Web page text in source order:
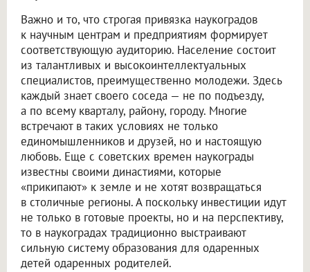
Важно и то, что строгая привязка наукоградов
к научным центрам и предприятиям формирует
соответствующую аудиторию. Население состоит
из талантливых и высокоинтеллектуальных
специалистов, преимущественно молодежи. Здесь
каждый знает своего соседа — не по подъезду,
а по всему кварталу, району, городу. Многие
встречают в таких условиях не только
единомышленников и друзей, но и настоящую
любовь. Еще с советских времен наукограды
известны своими династиями, которые
«прикипают» к земле и не хотят возвращаться
в столичные регионы. А поскольку инвестиции идут
не только в готовые проекты, но и на перспективу,
то в наукоградах традиционно выстраивают
сильную систему образования для одаренных
детей одаренных родителей.